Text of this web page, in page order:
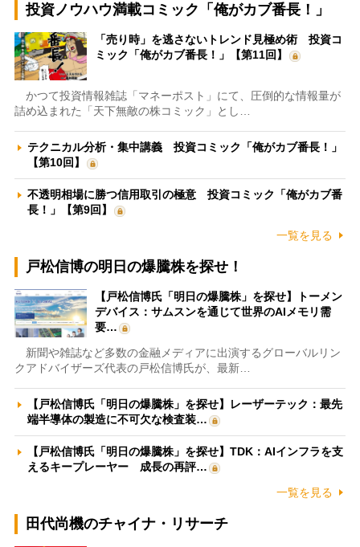
投資ノウハウ満載コミック「俺がカブ番長！」
「売り時」を逃さないトレンド見極め術 投資コ
ミック「俺がカブ番長！」【第11回】
かつて投資情報雑誌「マネーポスト」にて、圧倒的な情報量が
詰め込まれた「天下無敵の株コミック」とし…
テクニカル分析・集中講義 投資コミック「俺がカブ番長！」
【第10回】
不透明相場に勝つ信用取引の極意 投資コミック「俺がカブ番
長！」【第9回】
一覧を見る
戸松信博の明日の爆騰株を探せ！
【戸松信博氏「明日の爆騰株」を探せ】トーメン
デバイス：サムスンを通じて世界のAIメモリ需
要…
新聞や雑誌など多数の金融メディアに出演するグローバルリン
クアドバイザーズ代表の戸松信博氏が、最新…
【戸松信博氏「明日の爆騰株」を探せ】レーザーテック：最先
端半導体の製造に不可欠な検査装…
【戸松信博氏「明日の爆騰株」を探せ】TDK：AIインフラを支
えるキープレーヤー 成長の再評…
一覧を見る
田代尚機のチャイナ・リサーチ